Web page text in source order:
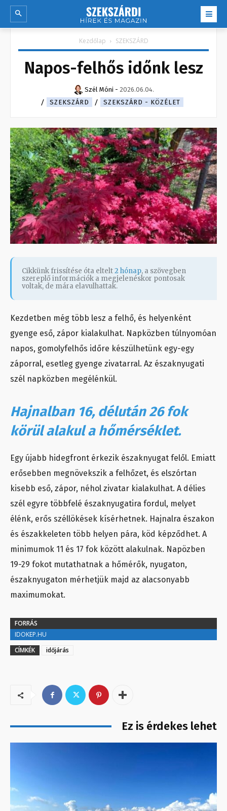
Kezdőlap SZEKSZÁRD
Napos-felhős időnk lesz
Szél Móni - 2026.06.04.
SZEKSZÁRD
SZEKSZÁRD - KÖZÉLET
Cikkünk frissítése óta eltelt2 hónap, a szövegben
szereplő információk a megjelenéskor pontosak
voltak, de mára elavulhattak.
Kezdetben még több lesz a felhő, és helyenként
gyenge eső, zápor kialakulhat. Napközben túlnyomóan
napos, gomolyfelhős időre készülhetünk egy-egy
záporral, esetleg gyenge zivatarral. Az északnyugati
szél napközben megélénkül.
Hajnalban 16, délután 26 fok
körül alakul a hőmérséklet.
Egy újabb hidegfront érkezik északnyugat felől. Emiatt
erősebben megnövekszik a felhőzet, és elszórtan
kisebb eső, zápor, néhol zivatar kialakulhat. A délies
szél egyre többfelé északnyugatira fordul, melyet
élénk, erős széllökések kísérhetnek. Hajnalra északon
és északkeleten több helyen pára, köd képződhet. A
minimumok 11 és 17 fok között alakulnak. Napözben
19-29 fokot mutathatnak a hőmérők, nyugaton,
északnyugaton mérhetjük majd az alacsonyabb
maximumokat.
FORRÁS
IDOKEP.HU
CÍMKÉK
időjárás
Ez is érdekes lehet